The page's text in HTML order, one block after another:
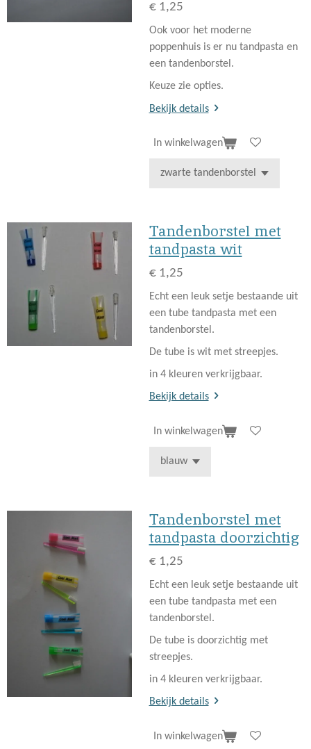
€ 1,25
Ook voor het moderne
poppenhuis is er nu tandpasta en
een tandenborstel.
Keuze zie opties.
Bekijk details
In winkelwagen
Tandenborstel met
tandpasta wit
€ 1,25
Echt een leuk setje bestaande uit
een tube tandpasta met een
tandenborstel.
De tube is wit met streepjes.
in 4 kleuren verkrijgbaar.
Bekijk details
In winkelwagen
Tandenborstel met
tandpasta doorzichtig
€ 1,25
Echt een leuk setje bestaande uit
een tube tandpasta met een
tandenborstel.
De tube is doorzichtig met
streepjes.
in 4 kleuren verkrijgbaar.
Bekijk details
In winkelwagen